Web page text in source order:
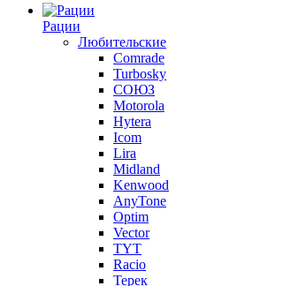
Рации
Любительские
Comrade
Turbosky
СОЮЗ
Motorola
Hytera
Icom
Lira
Midland
Kenwood
AnyTone
Optim
Vector
TYT
Racio
Терек